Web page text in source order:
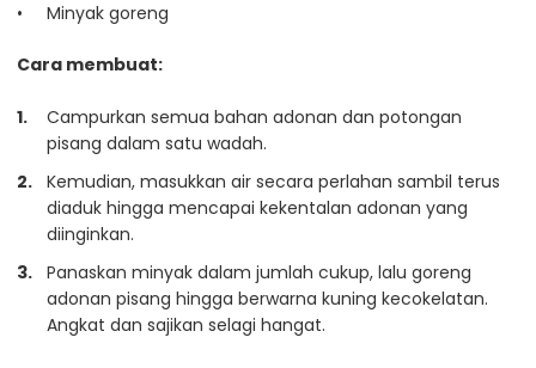
Minyak goreng
Cara membuat:
Campurkan semua bahan adonan dan potongan
pisang dalam satu wadah.
Kemudian, masukkan air secara perlahan sambil terus
diaduk hingga mencapai kekentalan adonan yang
diinginkan.
Panaskan minyak dalam jumlah cukup, lalu goreng
adonan pisang hingga berwarna kuning kecokelatan.
Angkat dan sajikan selagi hangat.